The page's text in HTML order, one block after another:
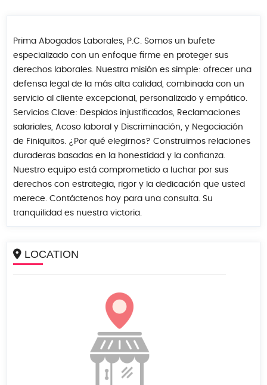
Prima Abogados Laborales, P.C. Somos un bufete
especializado con un enfoque firme en proteger sus
derechos laborales. Nuestra misión es simple: ofrecer una
defensa legal de la más alta calidad, combinada con un
servicio al cliente excepcional, personalizado y empático.
Servicios Clave: Despidos injustificados, Reclamaciones
salariales, Acoso laboral y Discriminación, y Negociación
de Finiquitos. ¿Por qué elegirnos? Construimos relaciones
duraderas basadas en la honestidad y la confianza.
Nuestro equipo está comprometido a luchar por sus
derechos con estrategia, rigor y la dedicación que usted
merece. Contáctenos hoy para una consulta. Su
tranquilidad es nuestra victoria.
LOCATION